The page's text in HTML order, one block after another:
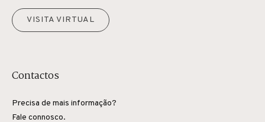
VISITA VIRTUAL
Contactos
Precisa de mais informação?
Fale connosco.